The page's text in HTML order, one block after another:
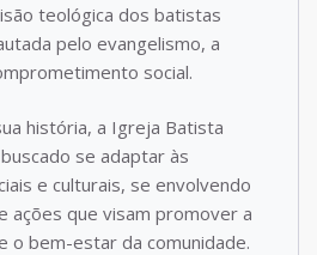
teológica dos batistas
pelo evangelismo, a
social.
história, a Igreja Batista
se adaptar às
e culturais, se envolvendo
ações que visam promover a
o bem-estar da comunidade.